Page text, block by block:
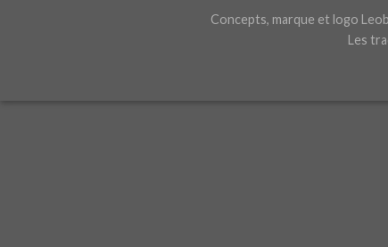
Concepts, marque et logo
Les